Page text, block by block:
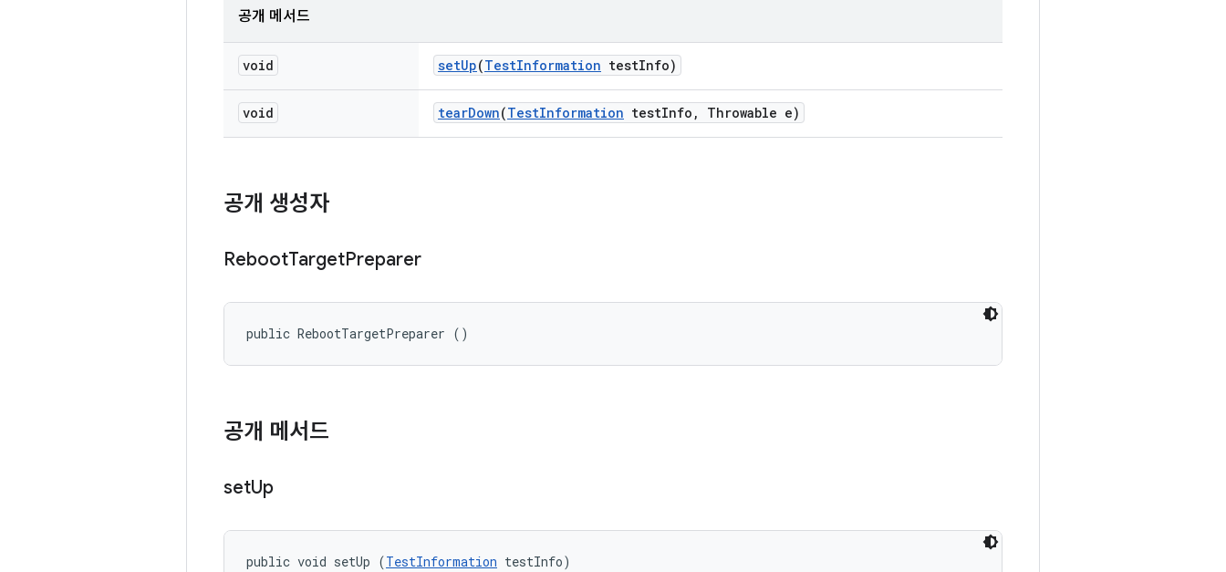
공개 메서드
void setUp(TestInformation testInfo)
void tearDown(TestInformation testInfo , Throwable e)
공개 생성자
RebootTargetPreparer
public RebootTargetPreparer ()
공개 메서드
setUp
public void setUp (TestInformation testInfo)